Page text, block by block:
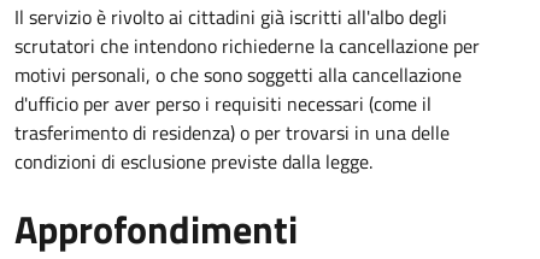
Il servizio è rivolto ai cittadini già iscritti all'albo degli
scrutatori che intendono richiederne la cancellazione per
motivi personali, o che sono soggetti alla cancellazione
d'ufficio per aver perso i requisiti necessari (come il
trasferimento di residenza) o per trovarsi in una delle
condizioni di esclusione previste dalla legge.
Approfondimenti